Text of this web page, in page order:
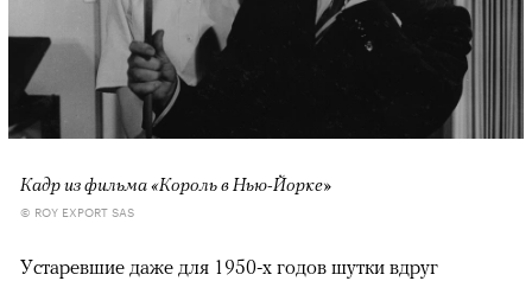
Кадр из фильма «Король в Нью-Йорке»
© ROY EXPORT SAS
Устаревшие даже для 1950-х годов шутки вдруг